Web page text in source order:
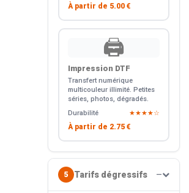
À partir de 5.00 €
🖨️
Impression DTF
Transfert numérique
multicouleur illimité. Petites
séries, photos, dégradés.
Durabilité
★★★★☆
À partir de 2.75 €
5 Tarifs dégressifs —